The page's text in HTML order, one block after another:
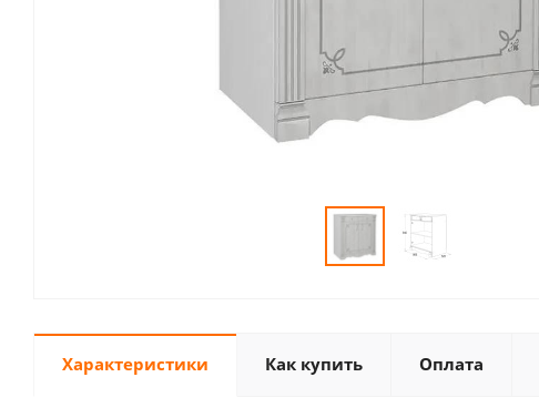
Характеристики Как купить Оплата